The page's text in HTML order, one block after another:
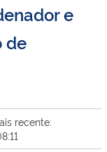
e
de
recente: